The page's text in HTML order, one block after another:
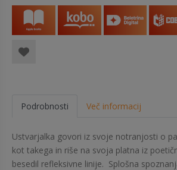
Podrobnosti Več informacij
Ustvarjalka govori iz svoje notranjosti o
kot takega in riše na svoja platna iz
besedil refleksivne linije. Splošna